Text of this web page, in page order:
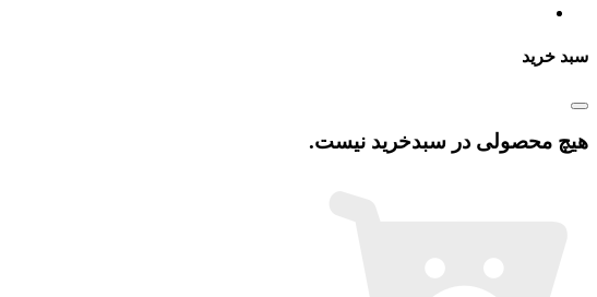
سبد خرید
هیچ محصولی در سبدخرید نیست.